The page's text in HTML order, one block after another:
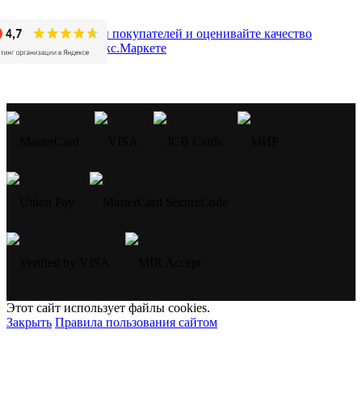
Этот сайт использует файлы cookies.
Закрыть Правила пользования сайтом